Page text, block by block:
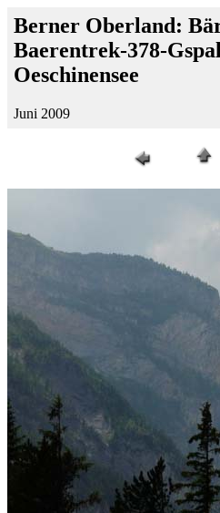
Berner Oberland:
Baerentrek-378-
Oeschinensee
Juni 2009